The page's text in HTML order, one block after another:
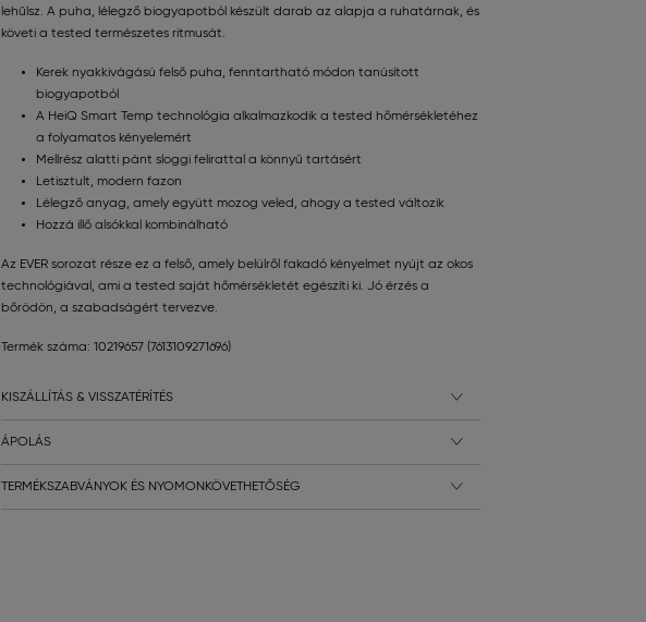
lehűlsz. A puha, lélegző biogyapotból készült darab az alapja a ruhatárnak, és
követi a tested természetes ritmusát.
Kerek nyakkivágású felső puha, fenntartható módon tanúsított
biogyapotból
A HeiQ Smart Temp technológia alkalmazkodik a tested hőmérsékletéhez
a folyamatos kényelemért
Mellrész alatti pánt sloggi felirattal a könnyű tartásért
Letisztult, modern fazon
Lélegző anyag, amely együtt mozog veled, ahogy a tested változik
Hozzá illő alsókkal kombinálható
Az EVER sorozat része ez a felső, amely belülről fakadó kényelmet nyújt az okos
technológiával, ami a tested saját hőmérsékletét egészíti ki. Jó érzés a
bőrödön, a szabadságért tervezve.
Termék száma: 10219657 (7613109271696)
KISZÁLLÍTÁS & VISSZATÉRÍTÉS
ÁPOLÁS
TERMÉKSZABVÁNYOK ÉS NYOMONKÖVETHETŐSÉG